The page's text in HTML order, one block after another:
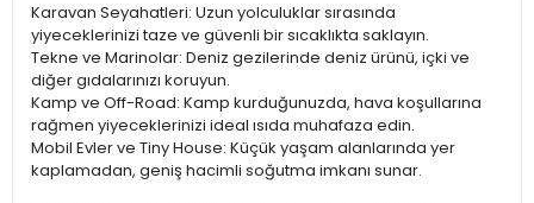
Karavan Seyahatleri: Uzun yolculuklar sırasında
yiyeceklerinizi taze ve güvenli bir sıcaklıkta saklayın.
Tekne ve Marinolar: Deniz gezilerinde deniz ürünü, içki ve
diğer gıdalarınızı koruyun.
Kamp ve Off-Road: Kamp kurduğunuzda, hava koşullarına
rağmen yiyeceklerinizi ideal ısıda muhafaza edin.
Mobil Evler ve Tiny House: Küçük yaşam alanlarında yer
kaplamadan, geniş hacimli soğutma imkanı sunar.